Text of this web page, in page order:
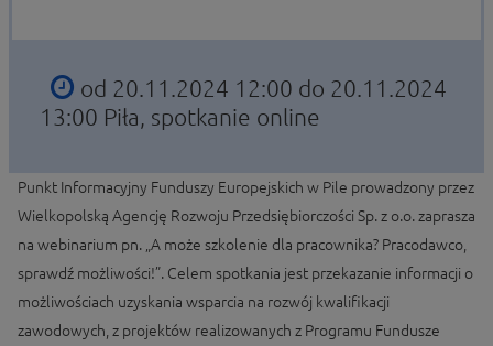
od 20.11.2024 12:00 do 20.11.2024
13:00 Piła, spotkanie online
Punkt Informacyjny Funduszy Europejskich w Pile prowadzony przez
Wielkopolską Agencję Rozwoju Przedsiębiorczości Sp. z o.o. zaprasza
na webinarium pn. „A może szkolenie dla pracownika? Pracodawco,
sprawdź możliwości!”. Celem spotkania jest przekazanie informacji o
możliwościach uzyskania wsparcia na rozwój kwalifikacji
zawodowych, z projektów realizowanych z Programu Fundusze